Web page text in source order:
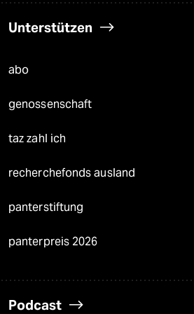
Unterstützen
abo
genossenschaft
taz zahl ich
recherchefonds ausland
panterstiftung
panterpreis 2026
Podcast